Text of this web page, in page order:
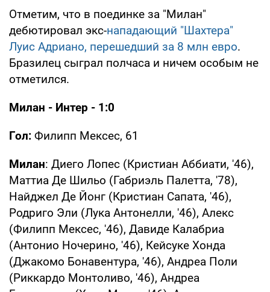
Отметим, что в поединке за "Милан"
дебютировал экс-нападающий "Шахтера"
Луис Адриано, перешедший за 8 млн евро.
Бразилец сыграл полчаса и ничем особым не
отметился.
Милан - Интер - 1:0
Гол: Филипп Мексес, 61
Милан: Диего Лопес (Кристиан Аббиати, '46),
Маттиа Де Шильо (Габриэль Палетта, '78),
Найджел Де Йонг (Кристиан Сапата, '46),
Родриго Эли (Лука Антонелли, '46), Алекс
(Филипп Мексес, '46), Давиде Калабриа
(Антонио Ночерино, '46), Кейсуке Хонда
(Джакомо Бонавентура, '46), Андреа Поли
(Риккардо Монтоливо, '46), Андреа